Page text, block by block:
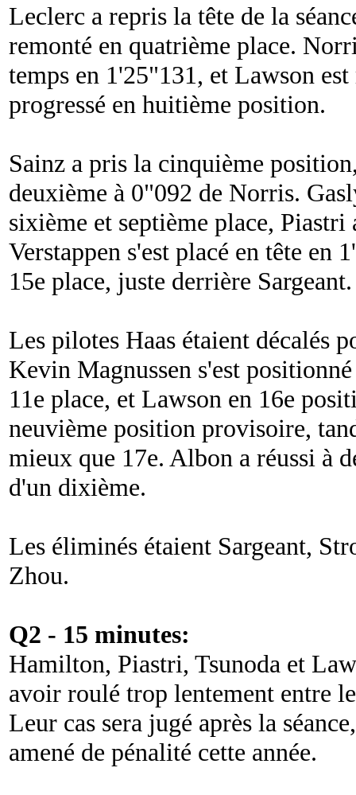
Leclerc a repris la tête de la
remonté en quatrième place.
temps en 1'25"131, et Lawson
progressé en huitième position.
Sainz a pris la cinquième
deuxième à 0"092 de Norris.
sixième et septième place, Piastri
Verstappen s'est placé en tête en
15e place, juste derrière Sargeant.
Les pilotes Haas étaient décalés
Kevin Magnussen s'est
11e place, et Lawson en 16e
neuvième position provisoire,
mieux que 17e. Albon a réussi à
d'un dixième.
Les éliminés étaient Sargeant,
Zhou.
Q2 - 15 minutes:
Hamilton, Piastri, Tsunoda et
avoir roulé trop lentement entre
Leur cas sera jugé après la
amené de pénalité cette année.